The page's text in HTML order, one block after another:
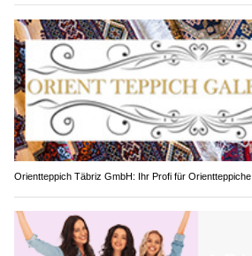
Orientteppich Täbriz GmbH: Ihr Profi für Orientteppiche